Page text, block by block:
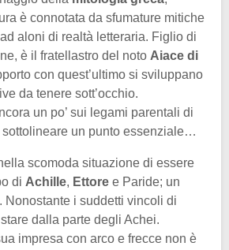
è connotata da sfumature mitiche
aloni di realtà letteraria. Figlio di
è il fratellastro del noto Aiace di
con quest’ultimo si sviluppano
da tenere sott’occhio.
un po’ sui legami parentali di
sottolineare un punto essenziale…
scomoda situazione di essere
di Achille, Ettore e Paride; un
Nonostante i suddetti vincoli di
dalla parte degli Achei.
impresa con arco e frecce non è